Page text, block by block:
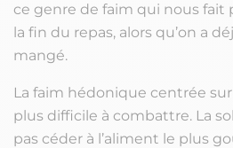
ce genre de faim qui nous fait
la fin du repas, alors qu’on a
mangé.
La faim hédonique centrée
plus difficile à combattre. La
pas céder à l’aliment le plus